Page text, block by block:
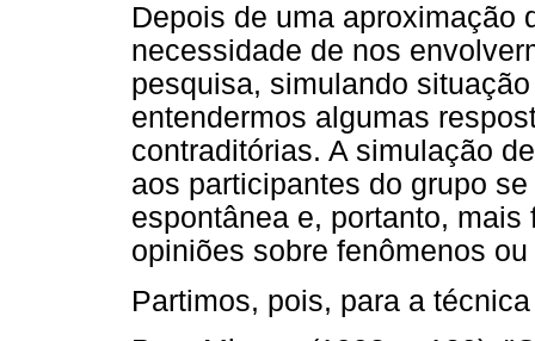
Depois de uma aproximação
necessidade de nos
pesquisa, simulando
entendermos algumas
contraditórias. A simulação
aos participantes do grupo
espontânea e, portanto,
opiniões sobre fenômenos
Partimos, pois, para a